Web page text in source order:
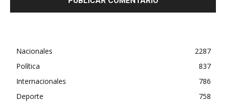
Nacionales
2287
Política
837
Internacionales
786
Deporte
758